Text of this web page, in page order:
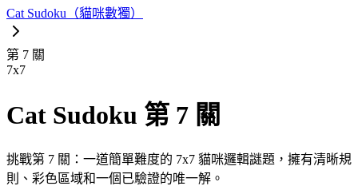
Cat Sudoku（貓咪數獨）
第 7 關
7x7
Cat Sudoku 第 7 關
挑戰第 7 關：一道簡單難度的 7x7 貓咪邏輯謎題，擁有清晰規
則、彩色區域和一個已驗證的唯一解。